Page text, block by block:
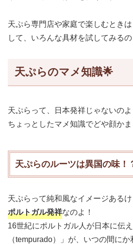
天ぷら専門店や家庭で楽しむとき
して、いろんな具材を試してみるの
天ぷらのマメ知識🌟
天ぷらって、日本発祥じゃないの
ちょっとしたマメ知識でどや顔か
天ぷらのルーツは異国の味！
天ぷらって純和風なイメージある
ポルトガル発祥なのよ！
16世紀にポルトガル人が日本に伝
（tempurado）」が、いつの間に